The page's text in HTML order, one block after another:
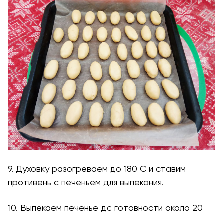
9. Духовку разогреваем до 180 С и ставим
противень с печеньем для выпекания.
10. Выпекаем печенье до готовности около 20